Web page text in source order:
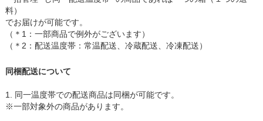
料）
でお届けが可能です。
（＊1：一部商品で例外がございます）
（＊2：配送温度帯：常温配送、冷蔵配送、冷凍配送）
同梱配送について
1. 同一温度帯での配送商品は同梱が可能です。
※一部対象外の商品があります。